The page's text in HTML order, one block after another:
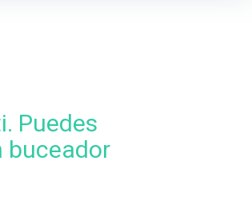
Puedes
buceador